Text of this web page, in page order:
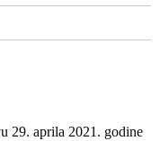
29. aprila 2021. godine